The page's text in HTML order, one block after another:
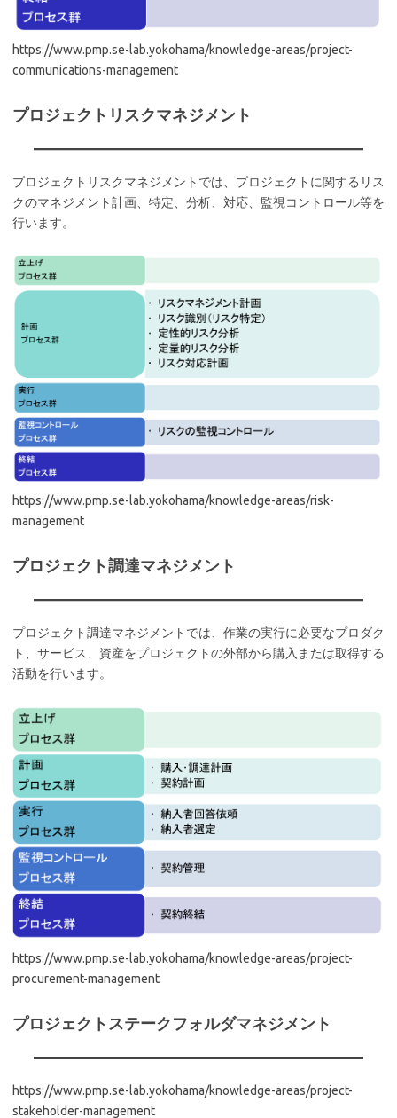
https://www.pmp.se-lab.yokohama/knowledge-areas/project-
communications-management
プロジェクトリスクマネジメント
プロジェクトリスクマネジメントでは、プロジェクトに関するリス
クのマネジメント計画、特定、分析、対応、監視コントロール等を
行います。
https://www.pmp.se-lab.yokohama/knowledge-areas/risk-
management
プロジェクト調達マネジメント
プロジェクト調達マネジメントでは、作業の実行に必要なプロダク
ト、サービス、資産をプロジェクトの外部から購入または取得する
活動を行います。
https://www.pmp.se-lab.yokohama/knowledge-areas/project-
procurement-management
プロジェクトステークフォルダマネジメント
https://www.pmp.se-lab.yokohama/knowledge-areas/project-
stakeholder-management